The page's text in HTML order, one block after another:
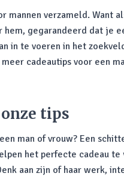
mannen verzameld. Want
gegarandeerd dat je
in te voeren in het
cadeautips voor een
tips
man of vrouw? Een
het perfecte cadeau
aan zijn of haar werk,